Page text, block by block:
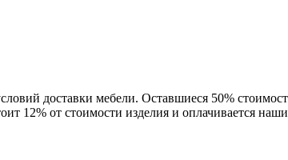
доставки мебели. Оставшиеся 50%
12% от стоимости изделия и оплачивается